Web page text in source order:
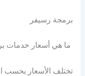
برمجة رسيفر
ما هي أسعار خدمات
تختلف الأسعار بحسب